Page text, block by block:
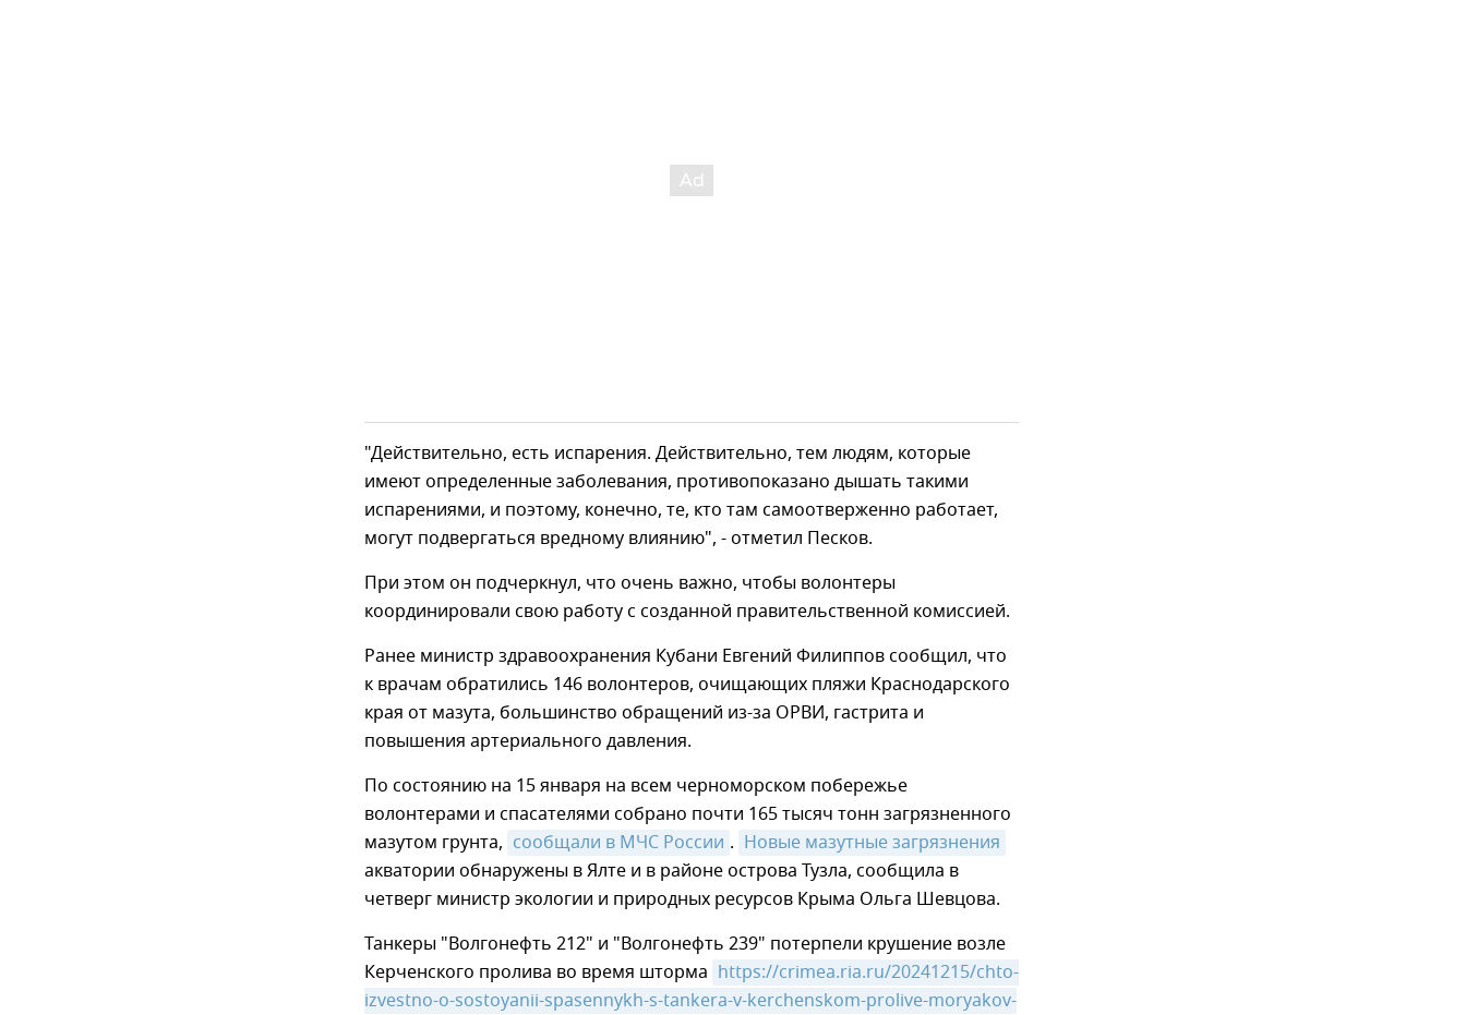
"Действительно, есть испарения. Действительно, тем людям, которые
имеют определенные заболевания, противопоказано дышать такими
испарениями, и поэтому, конечно, те, кто там самоотверженно работает,
могут подвергаться вредному влиянию", - отметил Песков.
При этом он подчеркнул, что очень важно, чтобы волонтеры
координировали свою работу с созданной правительственной комиссией.
Ранее министр здравоохранения Кубани Евгений Филиппов сообщил, что
к врачам обратились 146 волонтеров, очищающих пляжи Краснодарского
края от мазута, большинство обращений из-за ОРВИ, гастрита и
повышения артериального давления.
По состоянию на 15 января на всем черноморском побережье
волонтерами и спасателями собрано почти 165 тысяч тонн загрязненного
мазутом грунта, сообщали в МЧС России . Новые мазутные загрязнения
акватории обнаружены в Ялте и в районе острова Тузла, сообщила в
четверг министр экологии и природных ресурсов Крыма Ольга Шевцова.
Танкеры "Волгонефть 212" и "Волгонефть 239" потерпели крушение возле
Керченского пролива во время шторма https://crimea.ria.ru/20241215/chto-
izvestno-o-sostoyanii-spasennykh-s-tankera-v-kerchenskom-prolive-moryakov-